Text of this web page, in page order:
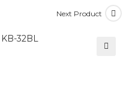
Next Product